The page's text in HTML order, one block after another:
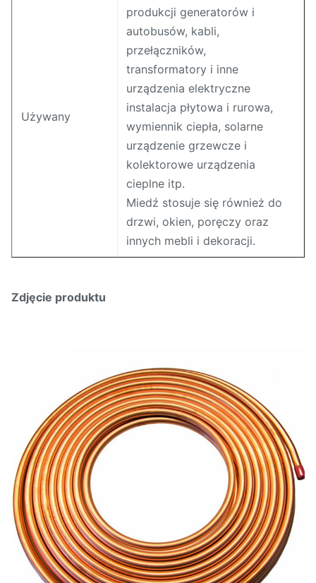
Używany
produkcji generatorów i
autobusów, kabli,
przełączników,
transformatory i inne
urządzenia elektryczne
instalacja płytowa i rurowa,
wymiennik ciepła, solarne
urządzenie grzewcze i
kolektorowe urządzenia
cieplne itp.
Miedź stosuje się również do
drzwi, okien, poręczy oraz
innych mebli i dekoracji.
Zdjęcie produktu